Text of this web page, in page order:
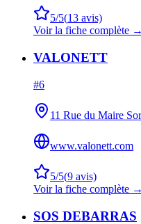
5/5(13 avis)
Voir la fiche complète →
VALONETT
#6
11 Rue du Maire
www.valonett.com
5/5(9 avis)
Voir la fiche complète →
SOS DEBARRAS